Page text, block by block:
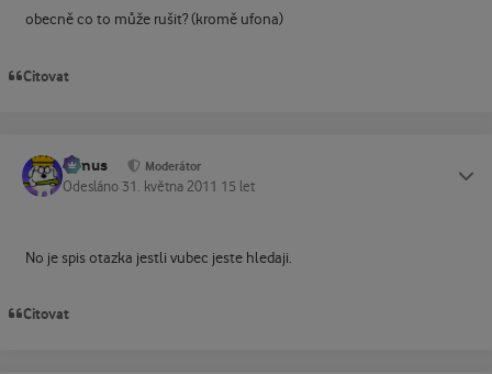
obecně co to může rušit? (kromě ufona)
Citovat
tomus Moderátor
Odesláno 31. května 2011 15 let
No je spis otazka jestli vubec jeste hledaji.
Citovat